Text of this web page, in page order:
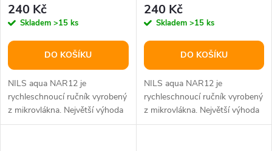
240 Kč
Skladem >15 ks
DO KOŠÍKU
NILS aqua NAR12 je
rychleschnoucí ručník vyrobený
z mikrovlákna. Největší výhoda
použitého materiálu je skryta v
240 Kč
Skladem >15 ks
DO KOŠÍKU
NILS aqua NAR12 je
rychleschnoucí ručník vyrobený
z mikrovlákna. Největší výhoda
použitého materiálu je skryta v